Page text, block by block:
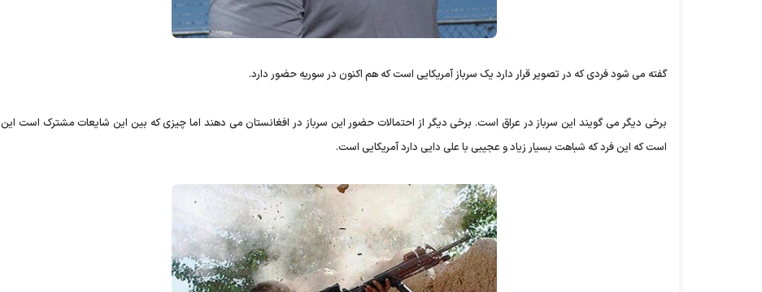
گفته می شود فردی که در تصویر قرار دارد یک سرباز آمریکایی است که هم اکنون در سوریه حضور دارد.
برخی دیگر می گویند این سرباز در عراق است. برخی دیگر از احتمالات حضور این سرباز در افغانستان می دهند اما چیزی که بین این شایعات مشترک است این
است که این فرد که شباهت بسیار زیاد و عجیبی با علی دایی دارد آمریکایی است.